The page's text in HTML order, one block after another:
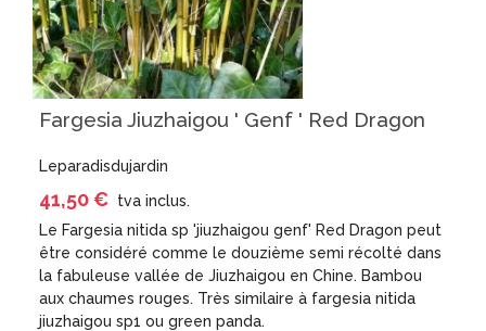
Fargesia Jiuzhaigou ' Genf ' Red Dragon
Leparadisdujardin
41,50 € tva inclus.
Le Fargesia nitida sp 'jiuzhaigou genf' Red Dragon peut
être considéré comme le douzième semi récolté dans
la fabuleuse vallée de Jiuzhaigou en Chine. Bambou
aux chaumes rouges. Très similaire à fargesia nitida
jiuzhaigou sp1 ou green panda.